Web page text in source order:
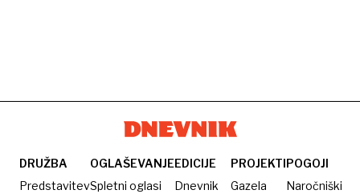
DRUŽBA
Predstavitev
OGLAŠEVANJE
Spletni oglasi
EDICIJE
Dnevnik
PROJEKTI
Gazela
POGOJI
Naročniški